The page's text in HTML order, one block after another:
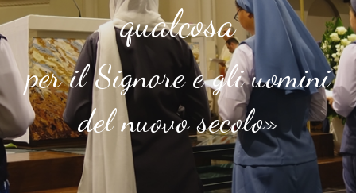
qualcosa
per il Signore e gli uomini
del nuovo secolo»